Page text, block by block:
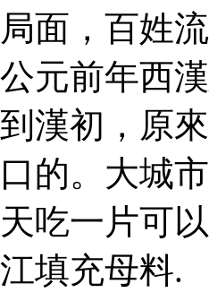
局面，百姓
公元前年西
到漢初，原
口的。大城
天吃一片可
江填充母料.